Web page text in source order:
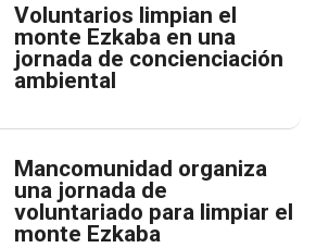
Voluntarios limpian el
monte Ezkaba en una
jornada de concienciación
ambiental
Mancomunidad organiza
una jornada de
voluntariado para limpiar el
monte Ezkaba